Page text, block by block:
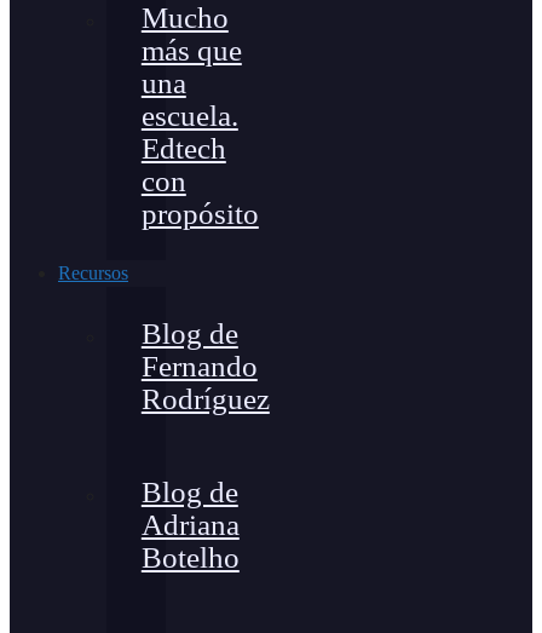
Mucho
más que
una
escuela.
Edtech
con
propósito
Recursos
Blog de
Fernando
Rodríguez
Blog de
Adriana
Botelho